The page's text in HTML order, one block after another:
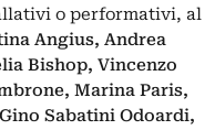
o performativi, al
Angius, Andrea
Bishop, Vincenzo
Marina Paris,
Sabatini Odoardi,